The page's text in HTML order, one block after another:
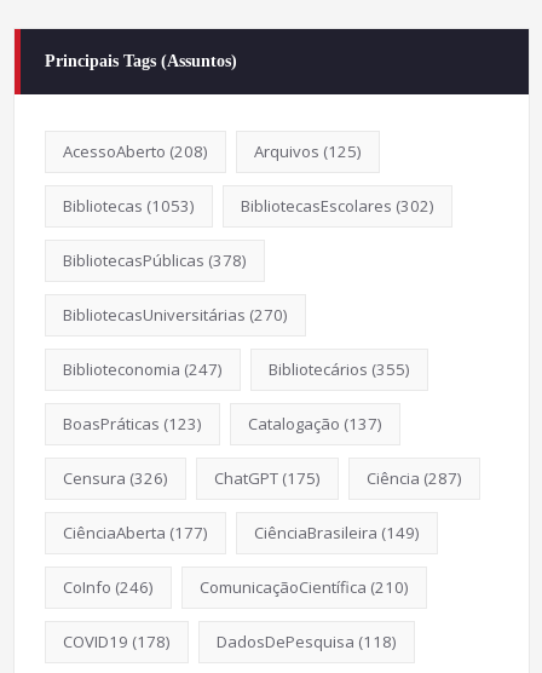
Principais Tags (Assuntos)
AcessoAberto (208) Arquivos (125)
Bibliotecas (1053) BibliotecasEscolares (302)
BibliotecasPúblicas (378)
BibliotecasUniversitárias (270)
Biblioteconomia (247) Bibliotecários (355)
BoasPráticas (123) Catalogação (137)
Censura (326) ChatGPT(175) Ciência (287)
CiênciaAberta (177) CiênciaBrasileira (149)
CoInfo (246) ComunicaçãoCientífica (210)
COVID19 (178) DadosDePesquisa (118)